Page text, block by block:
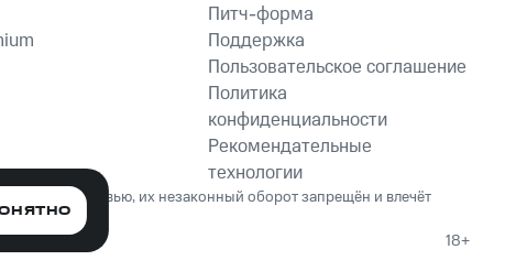
Питч-форма
Поддержка
Пользовательское соглашение
Политика
конфиденциальности
Рекомендательные
технологии
вред здоровью, их незаконный оборот запрещён и влечёт
18+